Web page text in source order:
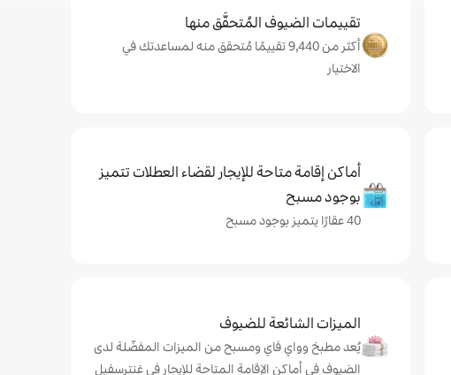
تقييمات الضيوف المُتحقَّق منها
أكثر من 9,440 تقييمًا مُتحقق منه لمساعدتك في
الاختيار
أماكن إقامة متاحة للإيجار لقضاء العطلات تتميز
بوجود مسبح
40 عقارًا يتميز بوجود مسبح
الميزات الشائعة للضيوف
يُعد مطبخ وواي فاي ومسبح من الميزات المفضّلة لدى
الضيوف في أماكن الإقامة المتاحة للإيجار في غنترسفيل